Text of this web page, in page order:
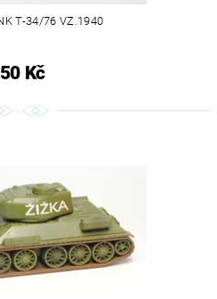
T-34/76 VZ.1940
Kč